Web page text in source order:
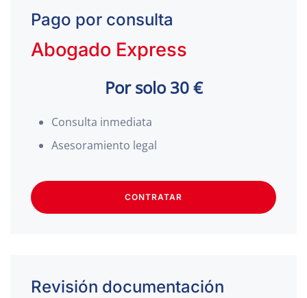
Pago por consulta
Abogado Express
Por solo 30 €
Consulta inmediata
Asesoramiento legal
CONTRATAR
Revisión documentación